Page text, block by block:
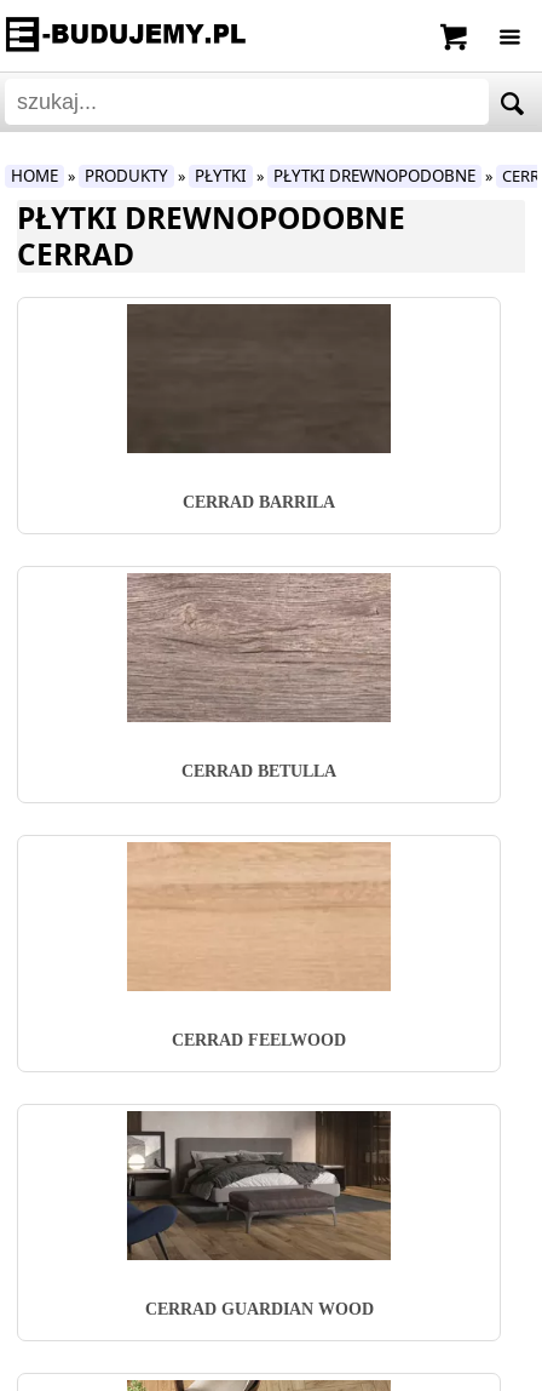
HOME » PRODUKTY » PŁYTKI » PŁYTKI DREWNOPODOBNE »
PŁYTKI DREWNOPODOBNE
CERRAD
CERRAD BARRILA
CERRAD BETULLA
CERRAD FEELWOOD
CERRAD GUARDIAN WOOD